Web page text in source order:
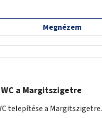
Megnézem
a Margitszigetre
telepítése a Margitszigetre.